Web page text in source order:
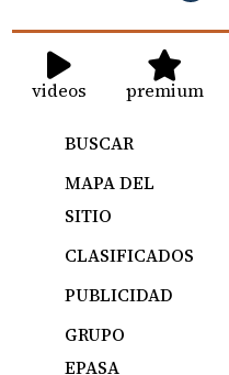
videos premium
BUSCAR
MAPA DEL
SITIO
CLASIFICADOS
PUBLICIDAD
GRUPO
EPASA